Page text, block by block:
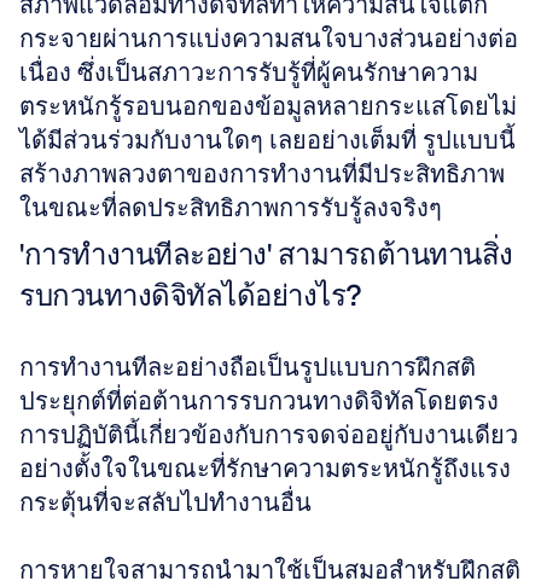
กระจายผ่านการแบ่งความสนใจบางส่วนอย่างต่อ
เนื่อง ซึ่งเป็นสภาวะการรับรู้ที่ผู้คนรักษาความ
ตระหนักรู้รอบนอกของข้อมูลหลายกระแสโดยไม่
ได้มีส่วนร่วมกับงานใดๆ เลยอย่างเต็มที่ รูปแบบนี้
สร้างภาพลวงตาของการทำงานที่มีประสิทธิภาพ
ในขณะที่ลดประสิทธิภาพการรับรู้ลงจริงๆ
'การทำงานทีละอย่าง' สามารถต้านทานสิ่ง
รบกวนทางดิจิทัลได้อย่างไร?
การทำงานทีละอย่างถือเป็นรูปแบบการฝึกสติ
ประยุกต์ที่ต่อต้านการรบกวนทางดิจิทัลโดยตรง
การปฏิบัตินี้เกี่ยวข้องกับการจดจ่ออยู่กับงานเดียว
อย่างตั้งใจในขณะที่รักษาความตระหนักรู้ถึงแรง
กระตุ้นที่จะสลับไปทำงานอื่น
การหายใจสามารถนำมาใช้เป็นสมอสำหรับฝึกสติ